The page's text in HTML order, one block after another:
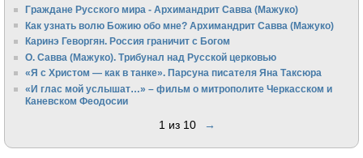
Граждане Русского мира - Архимандрит Савва (Мажуко)
Как узнать волю Божию обо мне? Архимандрит Савва (Мажуко)
Каринэ Геворгян. Россия граничит с Богом
О. Савва (Мажуко). Трибунал над Русской церковью
«Я с Христом — как в танке». Парсуна писателя Яна Таксюра
«И глас мой услышат…» – фильм о митрополите Черкасском и
Каневском Феодосии
1 из 10 →